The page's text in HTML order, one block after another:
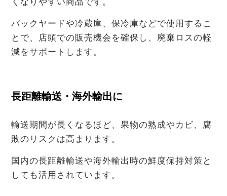
バックヤードや冷蔵庫、保冷庫などで使用するこ
とで、店頭での販売機会を確保し、廃棄ロスの軽
減をサポートします。
長距離輸送・海外輸出に
輸送期間が長くなるほど、果物の熟成やカビ、腐
敗のリスクは高まります。
国内の長距離輸送や海外輸出時の鮮度保持対策と
しても活用されています。